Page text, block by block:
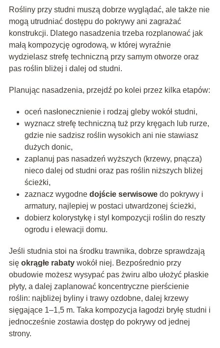
Rośliny przy studni muszą dobrze wyglądać, ale także nie
mogą utrudniać dostępu do pokrywy ani zagrażać
konstrukcji. Dlatego nasadzenia trzeba rozplanować jak
małą kompozycję ogrodową, w której wyraźnie
wydzielasz strefę techniczną przy samym otworze oraz
pas roślin bliżej i dalej od studni.
Planując nasadzenia, przejdź po kolei przez kilka etapów:
oceń nasłonecznienie i rodzaj gleby wokół studni,
wyznacz strefę techniczną tuż przy kręgach lub rurze,
gdzie nie sadzisz roślin wysokich ani nie stawiasz
dużych donic,
zaplanuj pas nasadzeń wyższych (krzewy, pnącza)
nieco dalej od studni oraz pas roślin niższych bliżej
ścieżki,
zaznacz wygodne dojście serwisowedo pokrywy i
armatury, najlepiej w postaci utwardzonej ścieżki,
dobierz kolorystykę i styl kompozycji roślin do reszty
ogrodu i elewacji domu.
Jeśli studnia stoi na środku trawnika, dobrze sprawdzają
się okrągłe rabatywokół niej. Bezpośrednio przy
obudowie możesz wysypać pas żwiru albo ułożyć płaskie
płyty, a dalej zaplanować koncentryczne pierścienie
roślin: najbliżej byliny i trawy ozdobne, dalej krzewy
sięgające 1–1,5 m. Taka kompozycja łagodzi bryłę studni i
jednocześnie zostawia dostęp do pokrywy od jednej
strony.